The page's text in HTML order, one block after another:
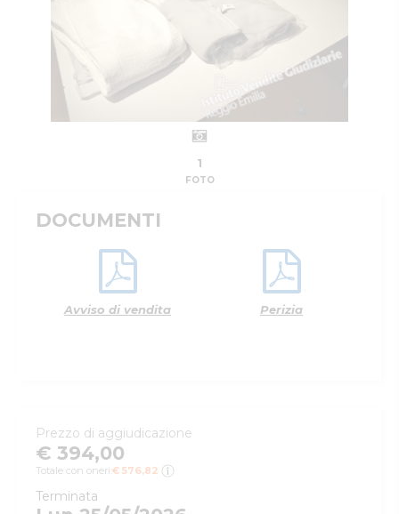
1
FOTO
DOCUMENTI
Avviso di vendita Perizia
Prezzo di aggiudicazione
€ 394,00
Totale con oneri: € 576,82
Terminata